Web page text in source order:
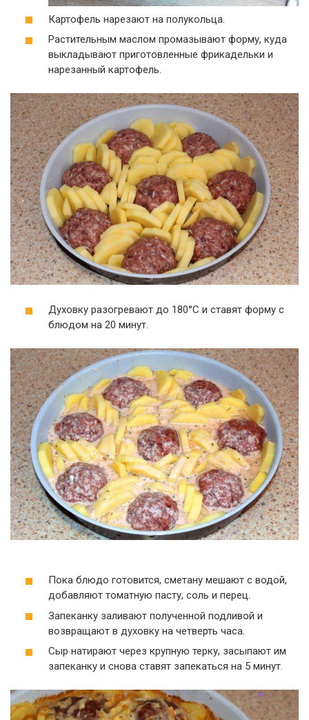
Картофель нарезают на полукольца.
Растительным маслом промазывают форму, куда
выкладывают приготовленные фрикадельки и
нарезанный картофель.
Духовку разогревают до 180°C и ставят форму с
блюдом на 20 минут.
Пока блюдо готовится, сметану мешают с водой,
добавляют томатную пасту, соль и перец.
Запеканку заливают полученной подливой и
возвращают в духовку на четверть часа.
Сыр натирают через крупную терку, засыпают им
запеканку и снова ставят запекаться на 5 минут.